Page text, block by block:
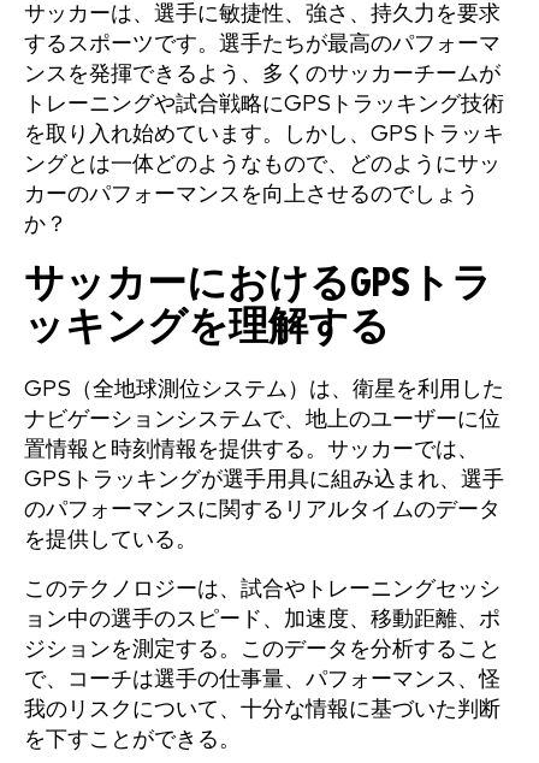
サッカーは、選手に敏捷性、強さ、持久力を要求
するスポーツです。選手たちが最高のパフォーマ
ンスを発揮できるよう、多くのサッカーチームが
トレーニングや試合戦略にGPSトラッキング技術
を取り入れ始めています。しかし、GPSトラッキ
ングとは一体どのようなもので、どのようにサッ
カーのパフォーマンスを向上させるのでしょう
か？
サッカーにおけるGPSトラ
ッキングを理解する
GPS（全地球測位システム）は、衛星を利用した
ナビゲーションシステムで、地上のユーザーに位
置情報と時刻情報を提供する。サッカーでは、
GPSトラッキングが選手用具に組み込まれ、選手
のパフォーマンスに関するリアルタイムのデータ
を提供している。
このテクノロジーは、試合やトレーニングセッシ
ョン中の選手のスピード、加速度、移動距離、ポ
ジションを測定する。このデータを分析すること
で、コーチは選手の仕事量、パフォーマンス、怪
我のリスクについて、十分な情報に基づいた判断
を下すことができる。